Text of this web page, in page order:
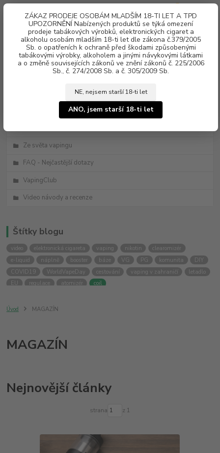
ZÁKAZ PRODEJE OSOBÁM MLADŠÍM 18-TI LET A TPD
UPOZORNĚNÍ Nabízených produktů se týká omezení
prodeje tabákových výrobků, elektronických cigaret a
alkoholu osobám mladším 18-ti let dle zákona č.379/2005
Sb. o opatřeních k ochraně před škodami způsobenými
tabákovými výrobky, alkoholem a jinými návykovými látkami
a o změně souvisejících zákonů ve znění zákonů č. 225/2006
Sb., č. 274/2008 Sb. a č. 305/2009 Sb.
NE, nejsem starší 18-ti let
ANO, jsem starší 18-ti let
Menu
za0 Kč
Ze světa vapingu
FAQ - Nejčastější dotazy
VapingClub
Video návody a recenze
Štítky blogu
video elektronická cigareta vaping nikotin
clearomizér
e-liquid
náplně booster báze VG PG komunita
DIY
COVID19
WorldVapeDay cestování vaping v zahraničí
letadlo
EU
regulace atomizér coil
Úvod MAGAZÍN
MAGAZÍN
Nejnovější články
strana z 1